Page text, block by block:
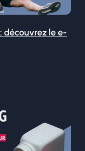
découvrez le e-